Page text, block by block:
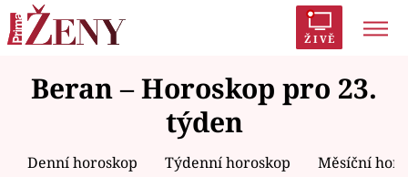
ŽIVĚ
Trendy: Polabí Inspekce Prostřeno!
AYTO?
Proměny
Beran – Horoskop pro 23.
týden
Denní horoskop Týdenní horoskop Měsíční